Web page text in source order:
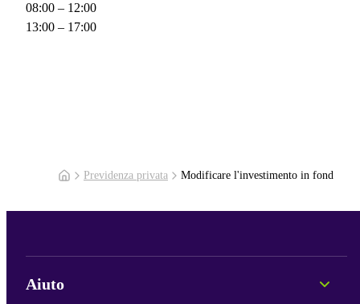
08:00 – 12:00
13:00 – 17:00
Previdenza privata Modificare l'investimento in fond
Aiuto